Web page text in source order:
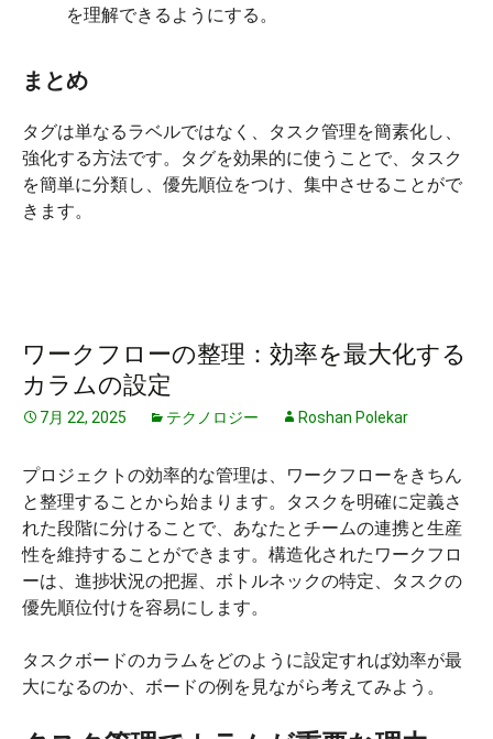
を理解できるようにする。
まとめ
タグは単なるラベルではなく、タスク管理を簡素化し、
強化する方法です。タグを効果的に使うことで、タスク
を簡単に分類し、優先順位をつけ、集中させることがで
きます。
ワークフローの整理：効率を最大化する
カラムの設定
7月 22, 2025 テクノロジー Roshan Polekar
プロジェクトの効率的な管理は、ワークフローをきちん
と整理することから始まります。タスクを明確に定義さ
れた段階に分けることで、あなたとチームの連携と生産
性を維持することができます。構造化されたワークフロ
ーは、進捗状況の把握、ボトルネックの特定、タスクの
優先順位付けを容易にします。
タスクボードのカラムをどのように設定すれば効率が最
大になるのか、ボードの例を見ながら考えてみよう。